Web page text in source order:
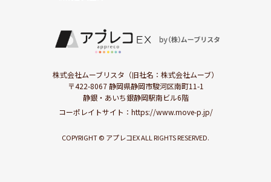
株式会社ムーブリスタ（旧社名：株式会社ムーブ）
〒422-8067 静岡県静岡市駿河区南町11-1
静銀・あいち銀静岡駅南ビル6階
コーポレイトサイト： https://www.move-p.jp/
COPYRIGHT © アプレコEX ALL RIGHTS RESERVED.